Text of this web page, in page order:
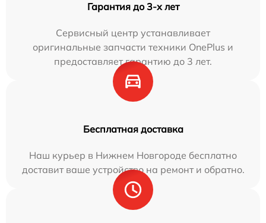
Гарантия до 3-х лет
Сервисный центр устанавливает
оригинальные запчасти техники OnePlus и
предоставляет гарантию до 3 лет.
Бесплатная доставка
Наш курьер в Нижнем Новгороде бесплатно
доставит ваше устройство на ремонт и обратно.